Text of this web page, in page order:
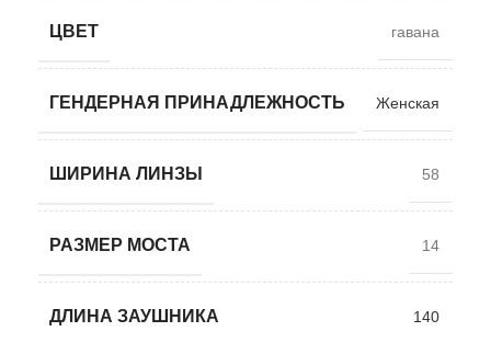
ЦВЕТ гавана
ГЕНДЕРНАЯ ПРИНАДЛЕЖНОСТЬ Женская
ШИРИНА ЛИНЗЫ 58
РАЗМЕР МОСТА 14
ДЛИНА ЗАУШНИКА 140